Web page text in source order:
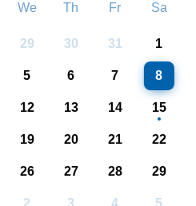
We Th Fr Sa
29 30 31 1
5 6 7 8
12 13 14 15
19 20 21 22
26 27 28 29
2 3 4 5